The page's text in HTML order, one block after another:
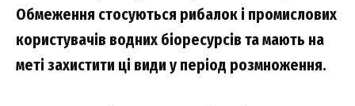
Обмеження стосуються рибалок і промислових
користувачів водних біоресурсів та мають на
меті захистити ці види у період розмноження.